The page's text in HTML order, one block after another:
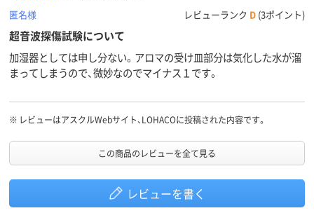
匿名様
レビューランク D (3ポイント)
超音波探傷試験について
加湿器としては申し分ない。アロマの受け皿部分は気化した水が溜
まってしまうので、微妙なのでマイナス１です。
※ レビューはアスクルWebサイト、LOHACOに投稿された内容です。
この商品のレビューを全て見る
レビューを書く